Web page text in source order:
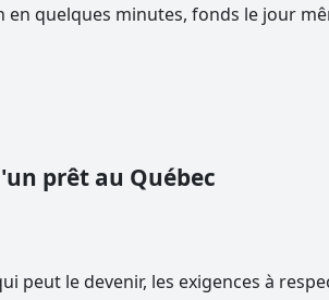
quelques minutes, fonds le jour
prêt au Québec
peut le devenir, les exigences à